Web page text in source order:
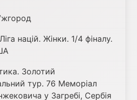
націй. Жінки. 1/4 фіналу.
Золотий
тур. 76 Меморіал
у Загребі, Сербія